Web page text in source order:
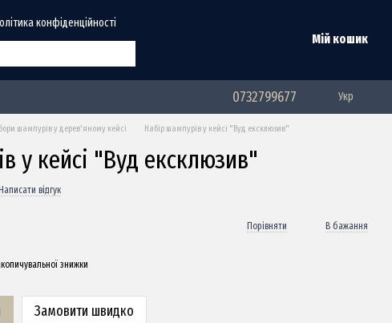
конфіденційності
Мій кошик
0732799677 Укр
шампурів у дерев'яному кейсі Набір шампурів у кейсі "Вуд ексклюзив"
у кейсі "Вуд ексклюзив"
Написати відгук
Порівняти В бажання
знижки
Замовити швидко